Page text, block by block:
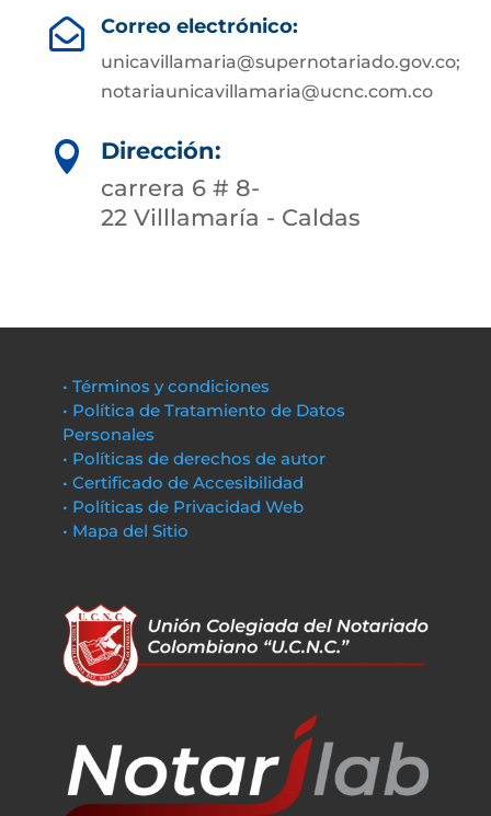
 Correo electrónico:
unicavillamaria@supernotariado.gov.co;
notariaunicavillamaria@ucnc.com.co

Dirección:
carrera 6 # 8-
22 Villlamaría - Caldas
• Términos y condiciones
• Política de Tratamiento de Datos
Personales
• Políticas de derechos de autor
• Certificado de Accesibilidad
• Políticas de Privacidad Web
• Mapa del Sitio